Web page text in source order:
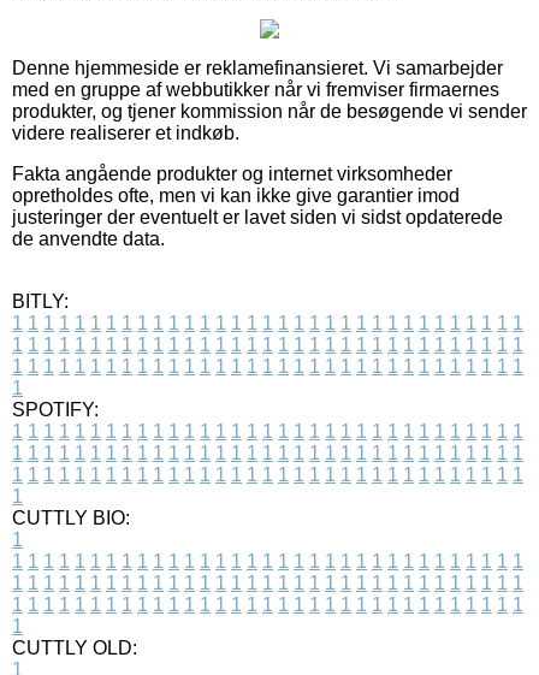
Denne hjemmeside er reklamefinansieret. Vi samarbejder
med en gruppe af webbutikker når vi fremviser firmaernes
produkter, og tjener kommission når de besøgende vi sender
videre realiserer et indkøb.
Fakta angående produkter og internet virksomheder
opretholdes ofte, men vi kan ikke give garantier imod
justeringer der eventuelt er lavet siden vi sidst opdaterede
de anvendte data.
BITLY:
1 1 1 1 1 1 1 1 1 1 1 1 1 1 1 1 1 1 1 1 1 1 1 1 1 1 1 1 1 1 1 1 1
1 1 1 1 1 1 1 1 1 1 1 1 1 1 1 1 1 1 1 1 1 1 1 1 1 1 1 1 1 1 1 1 1
1 1 1 1 1 1 1 1 1 1 1 1 1 1 1 1 1 1 1 1 1 1 1 1 1 1 1 1 1 1 1 1 1
1
SPOTIFY:
1 1 1 1 1 1 1 1 1 1 1 1 1 1 1 1 1 1 1 1 1 1 1 1 1 1 1 1 1 1 1 1 1
1 1 1 1 1 1 1 1 1 1 1 1 1 1 1 1 1 1 1 1 1 1 1 1 1 1 1 1 1 1 1 1 1
1 1 1 1 1 1 1 1 1 1 1 1 1 1 1 1 1 1 1 1 1 1 1 1 1 1 1 1 1 1 1 1 1
1
CUTTLY BIO:
1
1 1 1 1 1 1 1 1 1 1 1 1 1 1 1 1 1 1 1 1 1 1 1 1 1 1 1 1 1 1 1 1 1
1 1 1 1 1 1 1 1 1 1 1 1 1 1 1 1 1 1 1 1 1 1 1 1 1 1 1 1 1 1 1 1 1
1 1 1 1 1 1 1 1 1 1 1 1 1 1 1 1 1 1 1 1 1 1 1 1 1 1 1 1 1 1 1 1 1
1
CUTTLY OLD:
1